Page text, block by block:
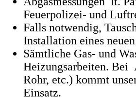
Feuerpolizei- und
Falls notwendig,
Installation eines
Sämtliche Gas- und
Heizungsarbeiten. Bei
Rohr, etc.) kommt
Einsatz.